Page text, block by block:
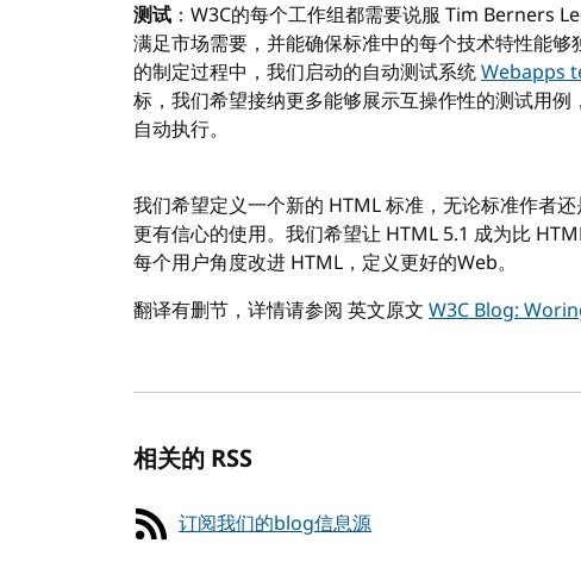
测试 ：W3C的每个工作组都需要说服 Tim Berners
满足市场需要，并能确保标准中的每个技术特性能
的制定过程中，我们启动的自动测试系统Webapps
标，我们希望接纳更多能够展示互操作性的测试用
自动执行。
我们希望定义一个新的 HTML 标准，无论标准作者
更有信心的使用。我们希望让 HTML 5.1 成为比
每个用户角度改进 HTML，定义更好的Web。
翻译有删节，详情请参阅 英文原文 W3C Blog:
相关的 RSS
订阅我们的blog信息源